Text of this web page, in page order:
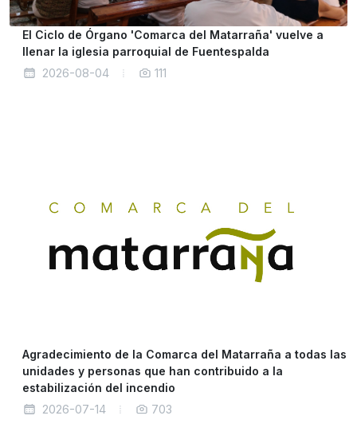
El Ciclo de Órgano 'Comarca del Matarraña' vuelve a
llenar la iglesia parroquial de Fuentespalda
2026-08-04
111
Agradecimiento de la Comarca del Matarraña a todas las
unidades y personas que han contribuido a la
estabilización del incendio
2026-07-14
703